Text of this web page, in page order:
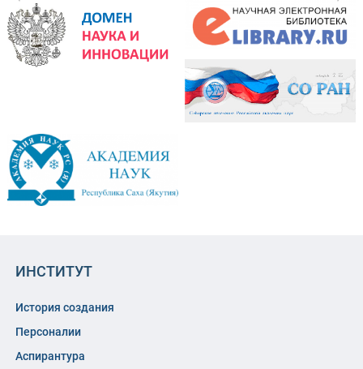
ИНСТИТУТ
История создания
Персоналии
Аспирантура